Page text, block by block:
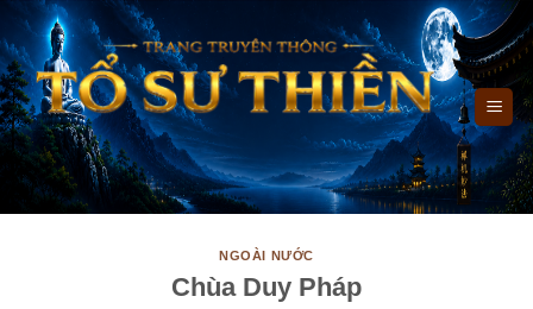
qua
nội
dung
NGOÀI NƯỚC
Chùa Duy Pháp